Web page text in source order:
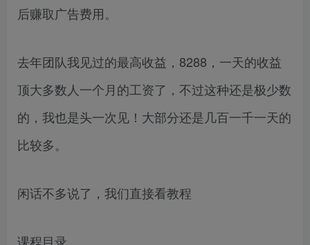
后赚取广告费用。
去年团队我见过的最高收益，8288，一天的收益
顶大多数人一个月的工资了，不过这种还是极少数
的，我也是头一次见！大部分还是几百一千一天的
比较多。
闲话不多说了，我们直接看教程
课程目录